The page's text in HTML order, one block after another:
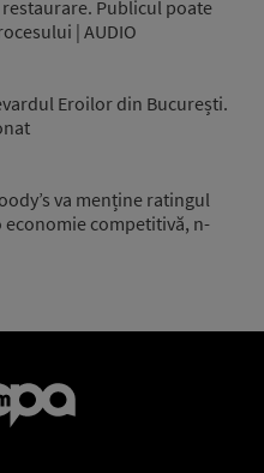
Publicul poate
| AUDIO
Eroilor din București.
va menține ratingul
economie competitivă, n-